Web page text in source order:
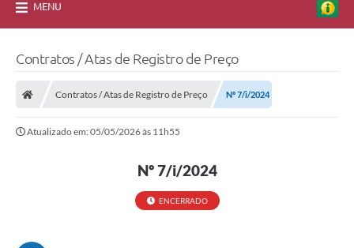
MENU
Contratos / Atas de Registro de Preço
Contratos / Atas de Registro de Preço Nº 7/i/2024
Atualizado em: 05/05/2026 às 11h55
Nº 7/i/2024
ENCERRADO